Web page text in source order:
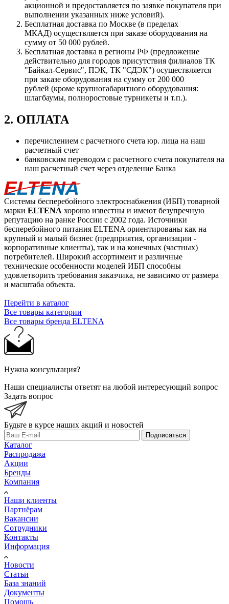
акционной и предоставляется по заявке покупателя при
выполнении указанных ниже условий).
Бесплатная доставка по Москве (в пределах
МКАД) осуществляется при заказе оборудования на
сумму от 50 000 рублей.
Бесплатная доставка в регионы РФ (предложение
действительно для городов присутствия филиалов ТК
"Байкал-Сервис", ПЭК, ТК "СДЭК") осуществляется
при заказе оборудования на сумму от 200 000
рублей (кроме крупногабаритного оборудования:
шлагбаумы, полноростовые турникеты и т.п.).
2. ОПЛАТА
перечислением с расчетного счета юр. лица на наш
расчетный счет
банковским переводом с расчетного счета покупателя на
наш расчетный счет через отделение Банка
Системы бесперебойного электроснабжения (ИБП) товарной
марки ELTENA хорошо известны и имеют безупречную
репутацию на ранке России с 2002 года. Источники
бесперебойного питания ELTENA ориентированы как на
крупный и малый бизнес (предприятия, организации -
корпоративные клиенты), так и на конечных (частных)
потребителей. Широкий ассортимент и различные
технические особенности моделей ИБП способны
удовлетворить требования заказчика, не зависимо от размера
и масштаба объекта.
Перейти в каталог
Все товары категории
Все товары бренда ELTENA
Нужна консультация?
Наши специалисты ответят на любой интересующий вопрос
Задать вопрос
Будьте в курсе наших акций и новостей
Подписаться
Каталог
Распродажа
Акции
Бренды
Компания
Наши клиенты
Партнёрам
Вакансии
Сотрудники
Контакты
Информация
Новости
Статьи
База знаний
Документы
Помощь